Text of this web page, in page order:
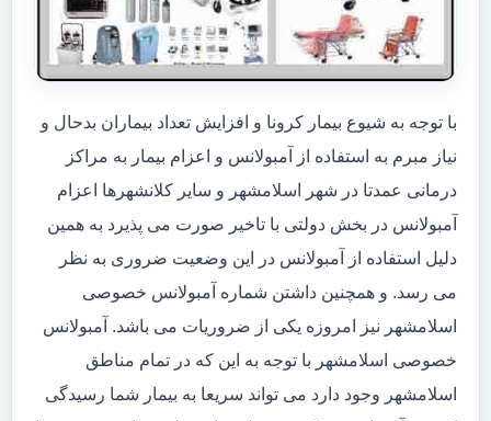
با توجه به شیوع بیمار کرونا و افزایش تعداد بیماران بدحال و
نیاز مبرم به استفاده از آمبولانس و اعزام بیمار به مراکز
درمانی عمدتا در شهر اسلامشهر و سایر کلانشهرها اعزام
آمبولانس در بخش دولتی با تاخیر صورت می پذیرد به همین
دلیل استفاده از آمبولانس در این وضعیت ضروری به نظر
می رسد. و همچنین داشتن شماره آمبولانس خصوصی
اسلامشهر نیز امروزه یکی از ضروریات می باشد. آمبولانس
خصوصی اسلامشهر با توجه به این که در تمام مناطق
اسلامشهر وجود دارد می تواند سریعا به بیمار شما رسیدگی